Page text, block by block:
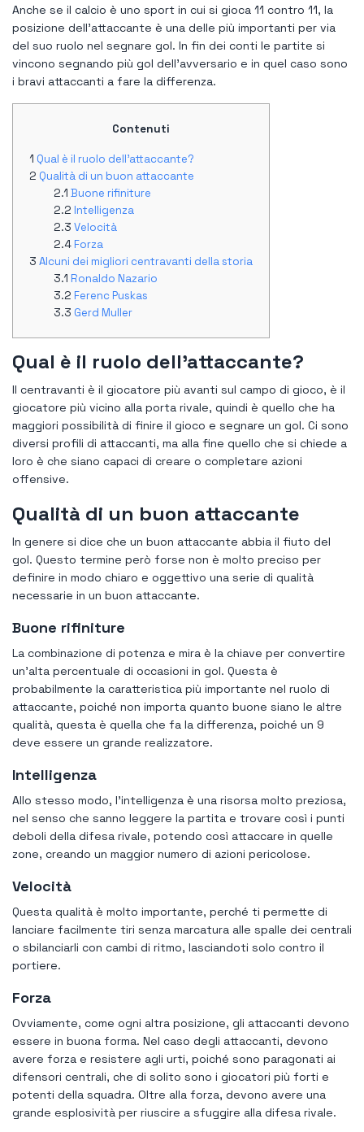
Anche se il calcio è uno sport in cui si gioca 11 contro 11, la
posizione dell'attaccante è una delle più importanti per via
del suo ruolo nel segnare gol. In fin dei conti le partite si
vincono segnando più gol dell'avversario e in quel caso sono
i bravi attaccanti a fare la differenza.
Contenuti
Qual è il ruolo dell'attaccante?
Qualità di un buon attaccante
Buone rifiniture
Intelligenza
Velocità
Forza
Alcuni dei migliori centravanti della storia
Ronaldo Nazario
Ferenc Puskas
Gerd Muller
Qual è il ruolo dell'attaccante?
Il centravanti è il giocatore più avanti sul campo di gioco, è il
giocatore più vicino alla porta rivale, quindi è quello che ha
maggiori possibilità di finire il gioco e segnare un gol. Ci sono
diversi profili di attaccanti, ma alla fine quello che si chiede a
loro è che siano capaci di creare o completare azioni
offensive.
Qualità di un buon attaccante
In genere si dice che un buon attaccante abbia il fiuto del
gol. Questo termine però forse non è molto preciso per
definire in modo chiaro e oggettivo una serie di qualità
necessarie in un buon attaccante.
Buone rifiniture
La combinazione di potenza e mira è la chiave per convertire
un'alta percentuale di occasioni in gol. Questa è
probabilmente la caratteristica più importante nel ruolo di
attaccante, poiché non importa quanto buone siano le altre
qualità, questa è quella che fa la differenza, poiché un 9
deve essere un grande realizzatore.
Intelligenza
Allo stesso modo, l'intelligenza è una risorsa molto preziosa,
nel senso che sanno leggere la partita e trovare così i punti
deboli della difesa rivale, potendo così attaccare in quelle
zone, creando un maggior numero di azioni pericolose.
Velocità
Questa qualità è molto importante, perché ti permette di
lanciare facilmente tiri senza marcatura alle spalle dei centrali
o sbilanciarli con cambi di ritmo, lasciandoti solo contro il
portiere.
Forza
Ovviamente, come ogni altra posizione, gli attaccanti devono
essere in buona forma. Nel caso degli attaccanti, devono
avere forza e resistere agli urti, poiché sono paragonati ai
difensori centrali, che di solito sono i giocatori più forti e
potenti della squadra. Oltre alla forza, devono avere una
grande esplosività per riuscire a sfuggire alla difesa rivale.